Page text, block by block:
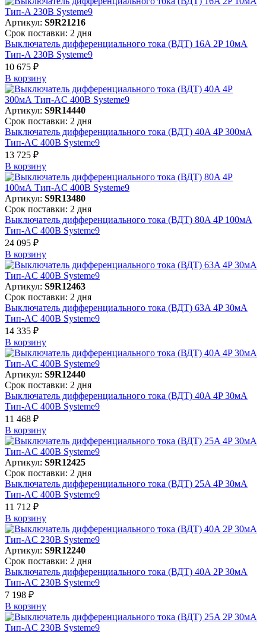
Артикул: S9R21216
Срок поставки: 2 дня
Выключатель дифференциального тока (ВДТ) 16A 2P 10мА
Тип-A 230В Systeme9
10 675 ₽
В корзинy
Артикул: S9R14440
Срок поставки: 2 дня
Выключатель дифференциального тока (ВДТ) 40A 4P 300мА
Тип-AC 400В Systeme9
13 725 ₽
В корзинy
Артикул: S9R13480
Срок поставки: 2 дня
Выключатель дифференциального тока (ВДТ) 80A 4P 100мА
Тип-AC 400В Systeme9
24 095 ₽
В корзинy
Артикул: S9R12463
Срок поставки: 2 дня
Выключатель дифференциального тока (ВДТ) 63A 4P 30мА
Тип-AC 400В Systeme9
14 335 ₽
В корзинy
Артикул: S9R12440
Срок поставки: 2 дня
Выключатель дифференциального тока (ВДТ) 40A 4P 30мА
Тип-AC 400В Systeme9
11 468 ₽
В корзинy
Артикул: S9R12425
Срок поставки: 2 дня
Выключатель дифференциального тока (ВДТ) 25A 4P 30мА
Тип-AC 400В Systeme9
11 712 ₽
В корзинy
Артикул: S9R12240
Срок поставки: 2 дня
Выключатель дифференциального тока (ВДТ) 40A 2P 30мА
Тип-AC 230В Systeme9
7 198 ₽
В корзинy